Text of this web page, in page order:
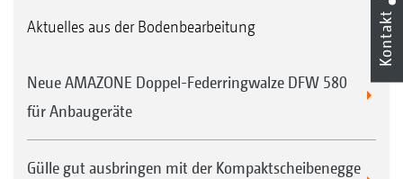
Aktuelles aus der Bodenbearbeitung
Neue AMAZONE Doppel-Federringwalze DFW 580
für Anbaugeräte
Gülle gut ausbringen mit der Kompaktscheibenegge
Kontakt